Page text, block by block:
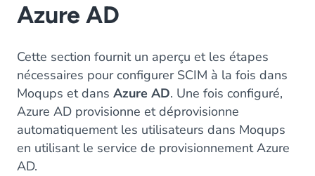
Azure AD
Cette section fournit un aperçu et les étapes
nécessaires pour configurer SCIM à la fois dans
Moqups et dans Azure AD. Une fois configuré,
Azure AD provisionne et déprovisionne
automatiquement les utilisateurs dans Moqups
en utilisant le service de provisionnement Azure
AD.